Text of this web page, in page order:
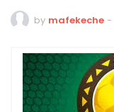
by mafekeche -